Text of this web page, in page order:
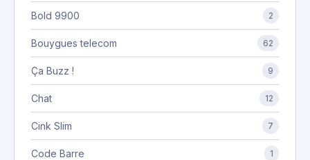
Bold 9900 2
Bouygues telecom 62
Ça Buzz ! 9
Chat 12
Cink Slim 7
Code Barre 1